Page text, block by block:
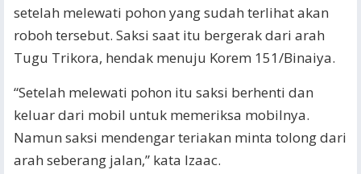
setelah melewati pohon yang sudah terlihat akan
roboh tersebut. Saksi saat itu bergerak dari arah
Tugu Trikora, hendak menuju Korem 151/Binaiya.
“Setelah melewati pohon itu saksi berhenti dan
keluar dari mobil untuk memeriksa mobilnya.
Namun saksi mendengar teriakan minta tolong dari
arah seberang jalan,” kata Izaac.